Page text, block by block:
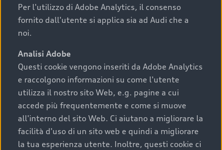
Per l'utilizzo di Adobe Analytics, il consenso
fornito dall'utente si applica sia ad Audi che a
noi.
Analisi Adobe
Questi cookie vengono inseriti da Adobe Analytics
e raccolgono informazioni su come l'utente
utilizza il nostro sito Web, e.g. pagine a cui
accede più frequentemente e come si muove
all'interno del sito Web. Ci aiutano a migliorare la
facilità d'uso di un sito web e quindi a migliorare
la tua esperienza utente. Inoltre, questi cookie ci
I requisiti fondamentali da considerare prima di
acquistare un’auto usata, oltre al prezzo e all'aspetto,
chilometraggio: un valore contenuto corrisponde a
uno stato migliore del veicolo e a una maggiore
durata nel tempo;
cronologia dei tagliandi: una documentazione
completa della vettura certifica una manutenzione
costante e accurata;